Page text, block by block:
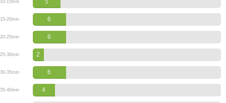
10-15min 5
15-20min 6
20-25min 6
25-30min 2
30-35min 6
35-40min 4